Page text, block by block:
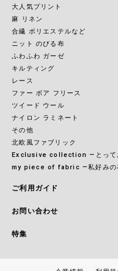
大人気プリント
麻 リネン
合繊 ポリエステルなど
ニット のびる布
ふわふわ ガーゼ
キルティング
レース
ファー ボア フリース
ツイード ウール
ナイロン ラミネート
その他
北欧風ファブリック
Exclusive collection ―とって
my piece of fabric ―私好みの
ご利用ガイド
お問い合わせ
特集